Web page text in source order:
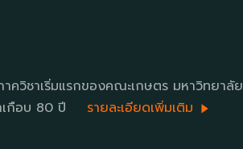
าควิชาเริ่มแรกของคณะเกษตร มหาวิทยาลัย
กือบ 80 ปี
รายละเอียดเพิ่มเติม